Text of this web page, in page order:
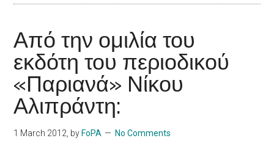
Από την ομιλία του
εκδότη του περιοδικού
«Παριανά» Νίκου
Αλιπράντη:
1 March 2012, by FoPA No Comments